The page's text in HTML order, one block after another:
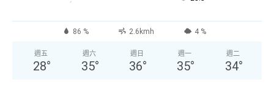
86 % 2.6kmh 4 %
週五
28°
週六
35°
週日
36°
週一
35°
週二
34°